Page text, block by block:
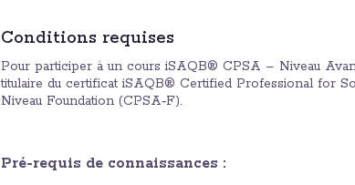
Conditions requises
Pour participer à un cours iSAQB® CPSA – Niveau
titulaire du certificat iSAQB® Certified Professional for
Niveau Foundation (CPSA‑F).
Pré-requis de connaissances :